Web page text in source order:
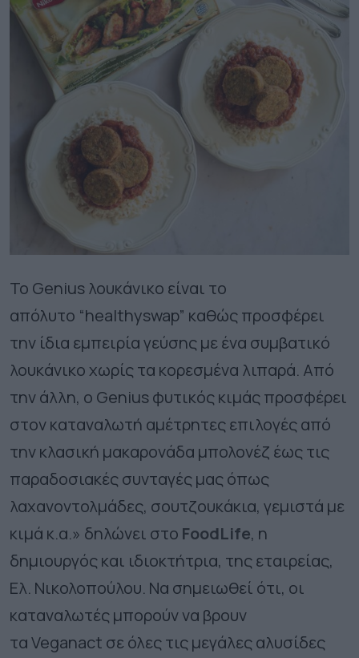
Το Genius λουκάνικο είναι το
απόλυτο “healthyswap” καθώς προσφέρει
την ίδια εμπειρία γεύσης με ένα συμβατικό
λουκάνικο χωρίς τα κορεσμένα λιπαρά. Από
την άλλη, ο Genius φυτικός κιμάς προσφέρει
στον καταναλωτή αμέτρητες επιλογές από
την κλασική μακαρονάδα μπολονέζ έως τις
παραδοσιακές συνταγές μας όπως
λαχανοντολμάδες, σουτζουκάκια, γεμιστά με
κιμά κ.α.» δηλώνει στο FoodLife, η
δημιουργός και ιδιοκτήτρια, της εταιρείας,
Ελ. Νικολοπούλου. Να σημειωθεί ότι, οι
καταναλωτές μπορούν να βρουν
τα Veganact σε όλες τις μεγάλες αλυσίδες